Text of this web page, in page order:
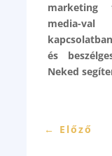
marketing
media-val
és
Neked
← Előző